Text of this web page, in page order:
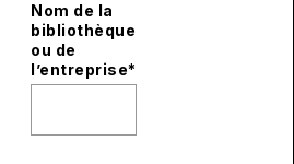
Nom de la
bibliothèque
ou de
l’entreprise*